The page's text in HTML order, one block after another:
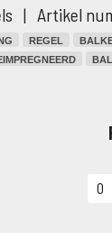
| Artikel
REGEL